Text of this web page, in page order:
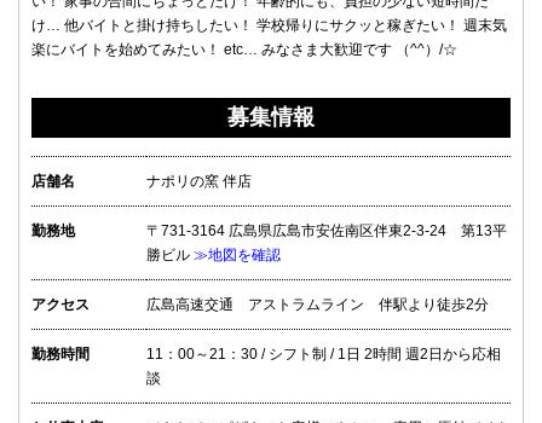
け… 他バイトと掛け持ちしたい！ 学校帰りにサクッと稼ぎたい！ 週末気
楽にバイトを始めてみたい！ etc… みなさま大歓迎です （^^）/☆
募集情報
店舗名 ナポリの窯 伴店
勤務地
〒731-3164 広島県広島市安佐南区伴東2-3-24 第13平
勝ビル ≫地図を確認
アクセス 広島高速交通 アストラムライン 伴駅より徒歩2分
勤務時間
11：00～21：30 / シフト制 / 1日 2時間 週2日から応相
談